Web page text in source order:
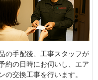
の手配後、工事スタッフが
約の日時にお伺いし、エア
の交換工事を行います。